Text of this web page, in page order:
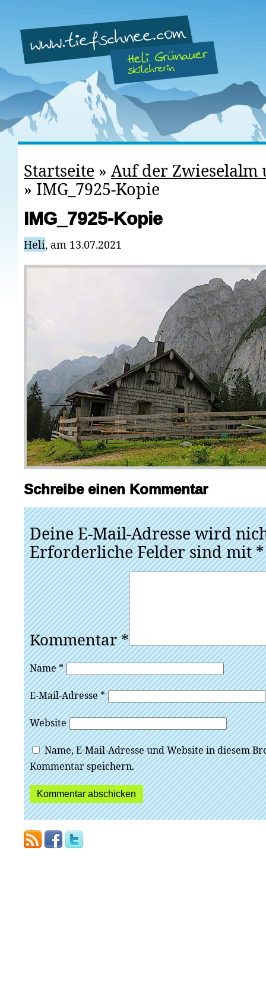
Startseite » Auf der
» IMG_7925-Kopie
IMG_7925-Kopie
Heli, am 13.07.2021
Schreibe einen Kommentar
Deine E-Mail-Adresse wird
Erforderliche Felder sind mit*
Kommentar*
Name*
E-Mail-Adresse*
Website
Name, E-Mail-Adresse und Website in diesem
Kommentar speichern.